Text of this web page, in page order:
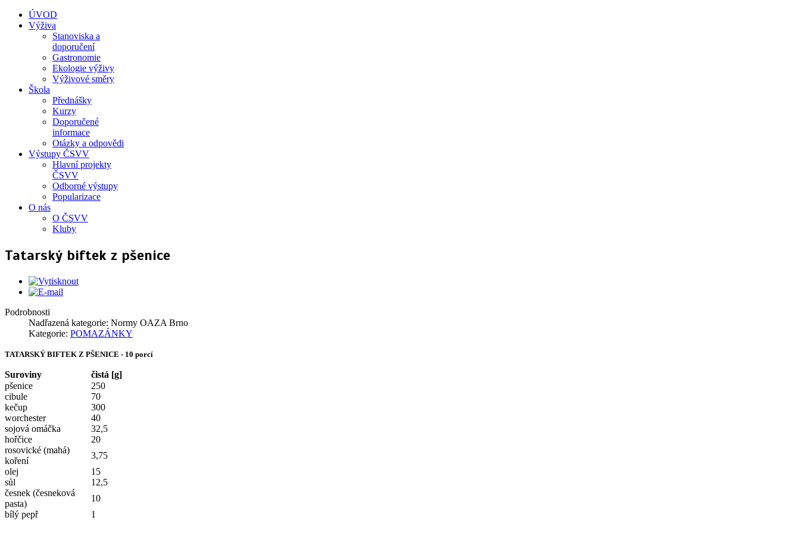
ÚVOD
Výživa
Stanoviska a
doporučení
Gastronomie
Ekologie výživy
Výživové směry
Škola
Přednášky
Kurzy
Doporučené
informace
Otázky a odpovědi
Výstupy ČSVV
Hlavní projekty
ČSVV
Odborné výstupy
Popularizace
O nás
O ČSVV
Kluby
Tatarský biftek z pšenice
Podrobnosti
Nadřazená kategorie: Normy OAZA Brno
Kategorie: POMAZÁNKY
TATARSKÝ BIFTEK Z PŠENICE - 10 porcí
Suroviny
čistá [g]
pšenice
250
cibule
70
kečup
300
worchester
40
sojová omáčka
32,5
hořčice
20
rosovické (mahá)
koření
3,75
olej
15
sůl
12,5
česnek (česneková
pasta)
10
bílý pepř
1